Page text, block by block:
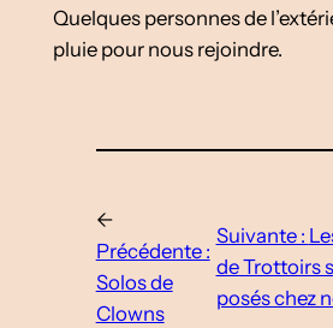
Quelques personnes de
pluie pour nous rejoindre.
←
Précédente :
Solos de
Clowns
Suivante :
de Trottoirs
posés chez